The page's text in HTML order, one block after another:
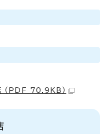
（PDF 70.9KB）